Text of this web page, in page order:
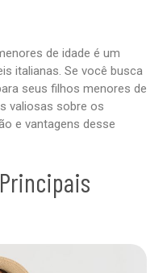
de idade é um
italianas. Se você busca
seus filhos menores de
valiosas sobre os
e vantagens desse